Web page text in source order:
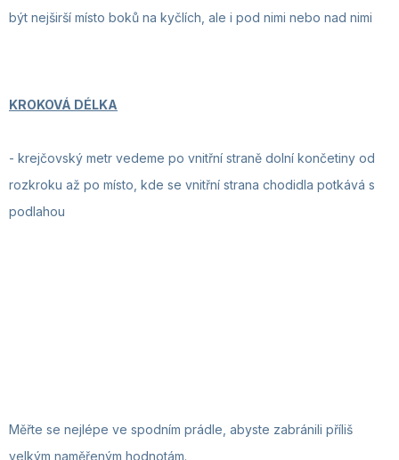
být nejširší místo boků na kyčlích, ale i pod nimi nebo nad nimi
KROKOVÁ DÉLKA
- krejčovský metr vedeme po vnitřní straně dolní končetiny od
rozkroku až po místo, kde se vnitřní strana chodidla potkává s
podlahou
Měřte se nejlépe ve spodním prádle, abyste zabránili příliš
velkým naměřeným hodnotám.